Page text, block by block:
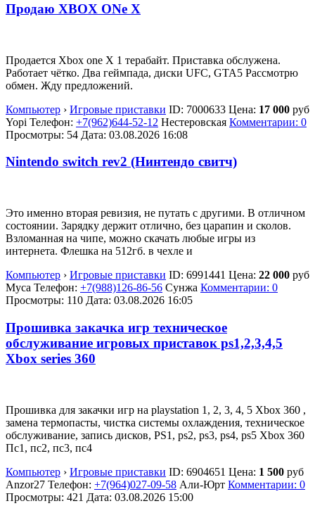
Продаю XBOX ONe X
Продается Xbox one X 1 терабайт. Приставка обслужена.
Работает чётко. Два геймпада, диски UFC, GTA5 Рассмотрю
обмен. Жду предложений.
Компьютер › Игровые приставки ID: 7000633 Цена: 17 000 руб
Yopi Телефон: +7(962)644-52-12 Нестеровская Комментарии: 0
Просмотры: 54 Дата: 03.08.2026 16:08
Nintendo switch rev2 (Нинтендо свитч)
Это именно вторая ревизия, не путать с другими. В отличном
состоянии. Зарядку держит отлично, без царапин и сколов.
Взломанная на чипе, можно скачать любые игры из
интернета. Флешка на 512гб. в чехле и
Компьютер › Игровые приставки ID: 6991441 Цена: 22 000 руб
Муса Телефон: +7(988)126-86-56 Сунжа Комментарии: 0
Просмотры: 110 Дата: 03.08.2026 16:05
Прошивка закачка игр техническое
обслуживание игровых приставок ps1,2,3,4,5
Xbox series 360
Прошивка для закачки игр на playstation 1, 2, 3, 4, 5 Xbox 360 ,
замена термопасты, чистка системы охлаждения, техническое
обслуживание, запись дисков, PS1, ps2, ps3, ps4, ps5 Xbox 360
Пс1, пс2, пс3, пс4
Компьютер › Игровые приставки ID: 6904651 Цена: 1 500 руб
Anzor27 Телефон: +7(964)027-09-58 Али-Юрт Комментарии: 0
Просмотры: 421 Дата: 03.08.2026 15:00